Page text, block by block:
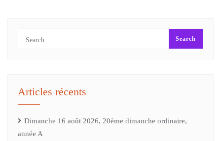
Articles récents
Dimanche 16 août 2026, 20ème dimanche ordinaire,
année A